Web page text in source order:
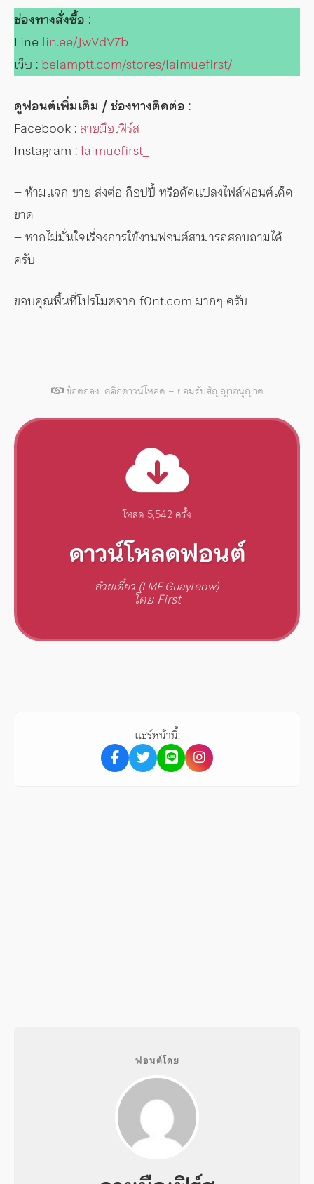
ช่องทางสั่งซื้อ :
Line lin.ee/JwVdV7b
เว็บ : belamptt.com/stores/laimuefirst/
ดูฟอนต์เพิ่มเติม / ช่องทางติดต่อ :
Facebook : ลายมือเฟิร์ส
Instagram : laimuefirst_
– ห้ามแจก ขาย ส่งต่อ ก็อปปี้ หรือดัดแปลงไฟล์ฟอนต์เด็ด
ขาด
– หากไม่มั่นใจเรื่องการใช้งานฟอนต์สามารถสอบถามได้
ครับ
ขอบคุณพื้นที่โปรโมตจาก f0nt.com มากๆ ครับ
ข้อตกลง: คลิกดาวน์โหลด = ยอมรับสัญญาอนุญาต
โหลด 5,542 ครั้ง
ดาวน์โหลดฟอนต์
ก๋วยเตี๋ยว (LMF Guayteow)
โดย First
แชร์หน้านี้:
ฟอนต์โดย